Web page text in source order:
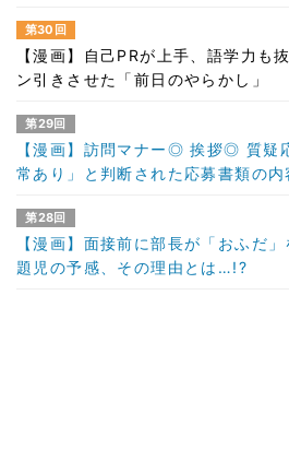
第30回
【漫画】自己PRが上手、語学力も
ン引きさせた「前日のやらかし」
第29回
【漫画】訪問マナー◎ 挨拶◎ 質疑
常あり」と判断された応募書類の内
第28回
【漫画】面接前に部長が「おふだ
題児の予感、その理由とは…!?